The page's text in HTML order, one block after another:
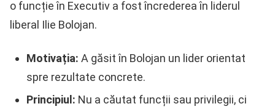
o funcție în Executiv a fost încrederea în liderul
liberal Ilie Bolojan.
Motivația: A găsit în Bolojan un lider orientat
spre rezultate concrete.
Principiul: Nu a căutat funcții sau privilegii, ci